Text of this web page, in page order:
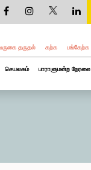
தருதல் கற்க பங்கேற்க
செயலகம் பாராளுமன்ற நேரலை